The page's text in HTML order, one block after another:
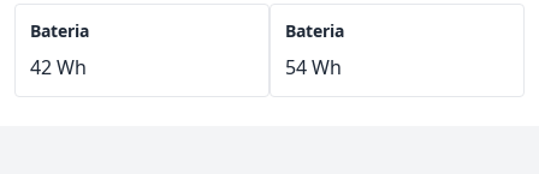
Bateria
42 Wh
Bateria
54 Wh